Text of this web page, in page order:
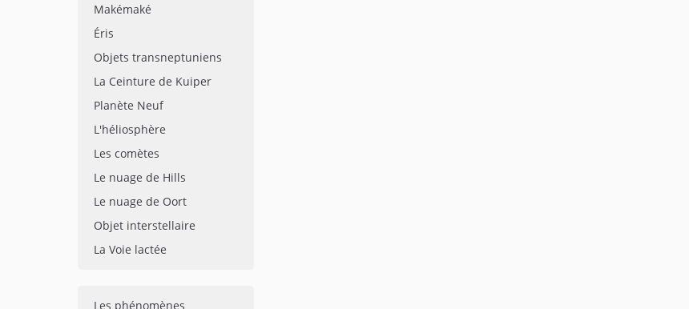
Makémaké
Éris
Objets transneptuniens
La Ceinture de Kuiper
Planète Neuf
L'héliosphère
Les comètes
Le nuage de Hills
Le nuage de Oort
Objet interstellaire
La Voie lactée
Les phénomènes